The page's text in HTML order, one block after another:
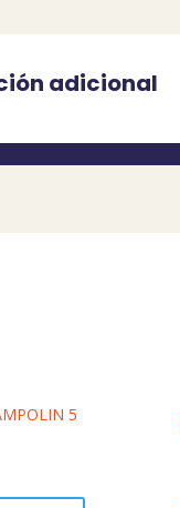
adicional
5